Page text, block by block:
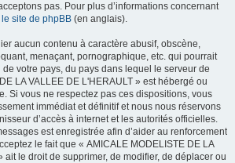
pas. Pour plus d’informations concernant
le site de phpBB (en anglais).
aucun contenu à caractère abusif, obscène,
menaçant, pornographique, etc. qui pourrait
votre pays, du pays dans lequel le serveur de
LA VALLEE DE L'HERAULT » est hébergé ou
Si vous ne respectez pas ces dispositions, vous
immédiat et définitif et nous nous réservons
d’accès à internet et les autorités officielles.
est enregistrée afin d’aider au renforcement
le fait que « AMICALE MODELISTE DE LA
ait le droit de supprimer, de modifier, de déplacer ou